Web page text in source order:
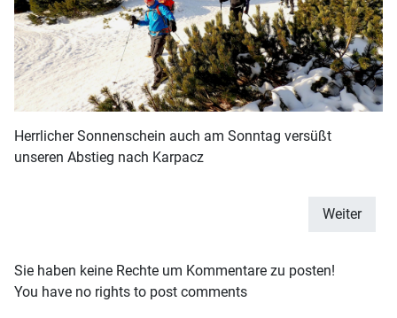
Herrlicher Sonnenschein auch am Sonntag versüßt
unseren Abstieg nach Karpacz
Weiter
Sie haben keine Rechte um Kommentare zu posten!
You have no rights to post comments